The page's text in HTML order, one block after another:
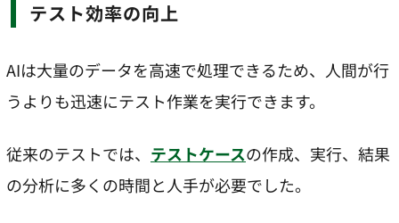
テスト効率の向上
AIは大量のデータを高速で処理できるため、人間が行
うよりも迅速にテスト作業を実行できます。
従来のテストでは、 テストケースの作成、実行、結果
の分析に多くの時間と人手が必要でした。